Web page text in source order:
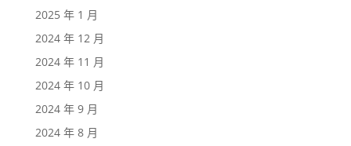
2025 年 1 月
2024 年 12 月
2024 年 11 月
2024 年 10 月
2024 年 9 月
2024 年 8 月